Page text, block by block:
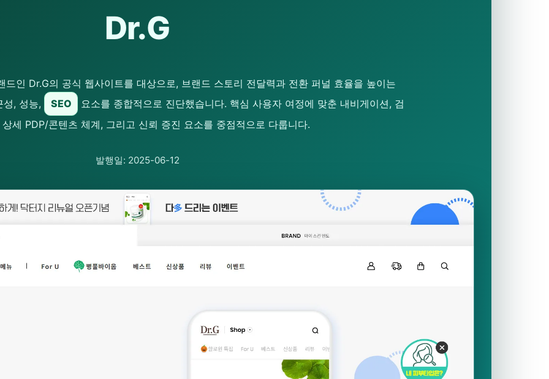
Dr.G
드인 Dr.G의 공식 웹사이트를 대상으로, 브랜드 스토리 전달력과 전환 퍼널 효율을 높이는
성, 성능,
SEO
요소를 종합적으로 진단했습니다. 핵심 사용자 여정에 맞춘 내비게이션, 검
상세 PDP/콘텐츠 체계, 그리고 신뢰 증진 요소를 중점적으로 다룹니다.
발행일: 2025-06-12